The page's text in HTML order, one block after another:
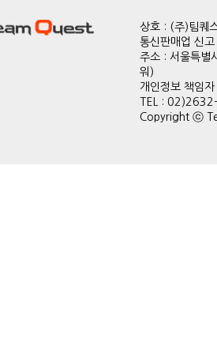
상호 : (주)팀퀘
통신판매업 신
주소 : 서울특
워)
개인정보 책
TEL :
Copyright ⓒ